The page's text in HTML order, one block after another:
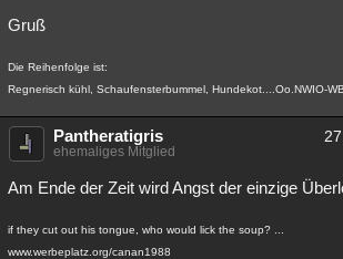
weitere Rubriken
Astronomie Helpdesk Gruppen
Musik Clash Verbesserungen
Lesenswert Schlüsselwörter
Gruß
Die Reihenfolge ist:
Regnerisch kühl, Schaufensterbummel, Hundekot....Oo.NWIO-
Pantheratigris
ehemaliges Mitglied
Am Ende der Zeit wird Angst der einzige
if they cut out his tongue, who would lick the soup? ...
www.werbeplatz.org/canan1988